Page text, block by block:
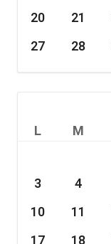
20
21
27
28
L M
3
4
10
11